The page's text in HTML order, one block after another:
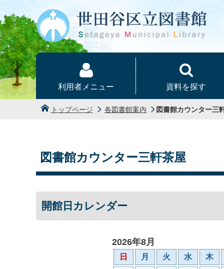
本文へ
利用者メニュー 資料を探す
トップページ 各図書館案内 図書館カウンター三
図書館カウンター三軒茶屋
開館日カレンダー
2026年8月
日 月 火 水 木